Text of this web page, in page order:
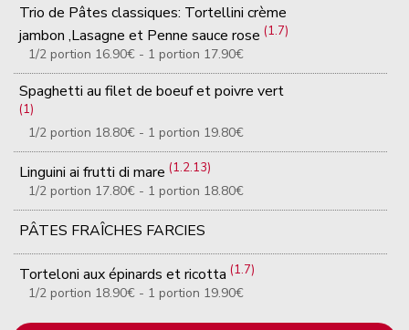
Trio de Pâtes classiques: Tortellini crème
jambon ,Lasagne et Penne sauce rose(1.7)
1/2 portion 16.90€ - 1 portion 17.90€
Spaghetti au filet de boeuf et poivre vert
(1)
1/2 portion 18.80€ - 1 portion 19.80€
Linguini ai frutti di mare(1.2.13)
1/2 portion 17.80€ - 1 portion 18.80€
PÂTES FRAÎCHES FARCIES
Torteloni aux épinards et ricotta(1.7)
1/2 portion 18.90€ - 1 portion 19.90€